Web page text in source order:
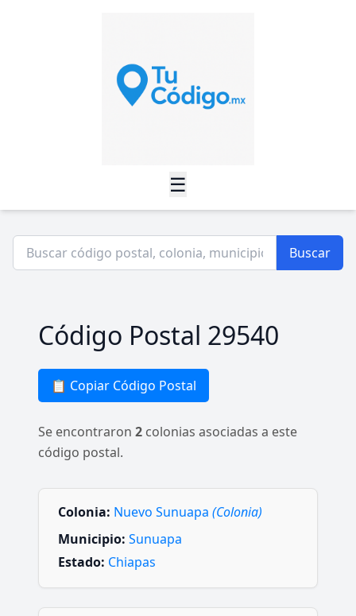
☰
Buscar
Código Postal 29540
📋 Copiar Código Postal
Se encontraron 2 colonias asociadas a este
código postal.
Colonia: Nuevo Sunuapa (Colonia)
Municipio: Sunuapa
Estado: Chiapas